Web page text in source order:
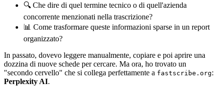
🔍 Che dire di quel termine tecnico o di quell'azienda
concorrente menzionati nella trascrizione?
📊 Come trasformare queste informazioni sparse in un report
organizzato?
In passato, dovevo leggere manualmente, copiare e poi aprire una
dozzina di nuove schede per cercare. Ma ora, ho trovato un
"secondo cervello" che si collega perfettamente a fastscribe.org:
Perplexity AI.